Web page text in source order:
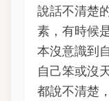
說話不清楚
素，有時候
本沒意識到
自己笨或沒
都說不清楚